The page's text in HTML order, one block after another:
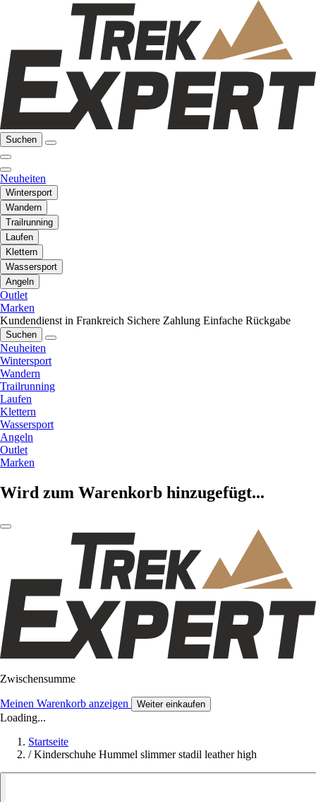
Suchen
Neuheiten
Wintersport
Wandern
Trailrunning
Laufen
Klettern
Wassersport
Angeln
Outlet
Marken
Kundendienst in Frankreich Sichere Zahlung Einfache Rückgabe
Suchen
Neuheiten
Wintersport
Wandern
Trailrunning
Laufen
Klettern
Wassersport
Angeln
Outlet
Marken
Wird zum Warenkorb hinzugefügt...
Zwischensumme
Meinen Warenkorb anzeigen Weiter einkaufen
Loading...
Startseite
/ Kinderschuhe Hummel slimmer stadil leather high